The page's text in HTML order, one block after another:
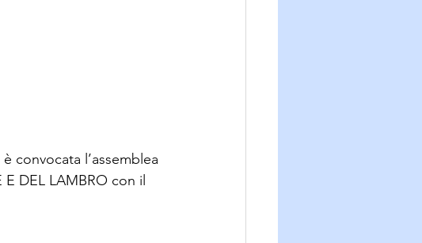
convocata l’assemblea
DEL LAMBRO con il